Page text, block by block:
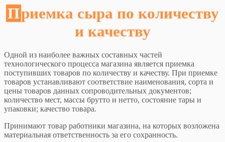
Приемка сыра по количеству
и качеству
Одной из наиболее важных составных частей
технологического процесса магазина является приемка
поступивших товаров по количеству и качеству. При приемке
товаров устанавливают соответствие наименования, сорта и
цены товаров данных сопроводительных документов;
количество мест, массы брутто и нетто, состояние тары и
упаковки; качество товара.
Принимают товар работники магазина, на которых возложена
материальная ответственность за его сохранность.